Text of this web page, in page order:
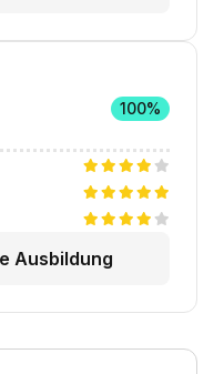
100%
Ausbildung